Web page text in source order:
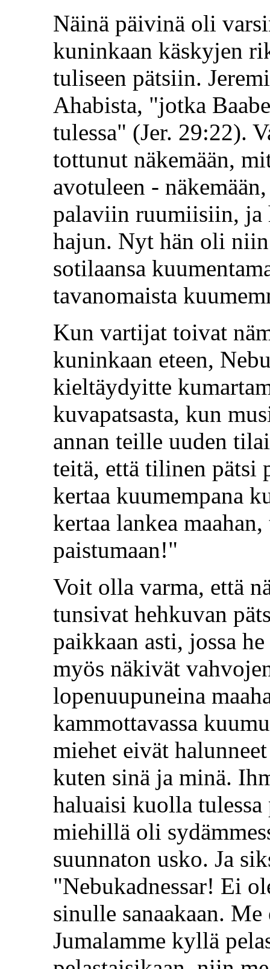
Näinä päivinä oli
kuninkaan käskyjen
tuliseen pätsiin.
Ahabista, "jotka
tulessa" (Jer. 29:22).
tottunut näkemään,
avotuleen -
palaviin ruumiisiin, ja
hajun. Nyt hän oli niin
sotilaansa
tavanomaista
Kun vartijat toivat
kuninkaan eteen,
kieltäydyitte
kuvapatsasta, kun
annan teille uuden
teitä, että tilinen pätsi
kertaa kuumempana
kertaa lankea
paistumaan!"
Voit olla varma, että
tunsivat hehkuvan
paikkaan asti, jossa
myös näkivät
lopenuupuneina
kammottavassa
miehet eivät
kuten sinä ja minä.
haluaisi kuolla
miehillä oli
suunnaton usko. Ja
"Nebukadnessar! Ei
sinulle sanaakaan.
Jumalamme kyllä